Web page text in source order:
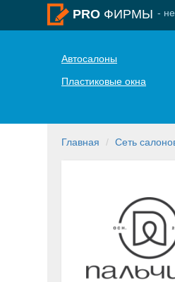
PRO ФИРМЫ -
Автосалоны
Пластиковые окна
Главная Сеть